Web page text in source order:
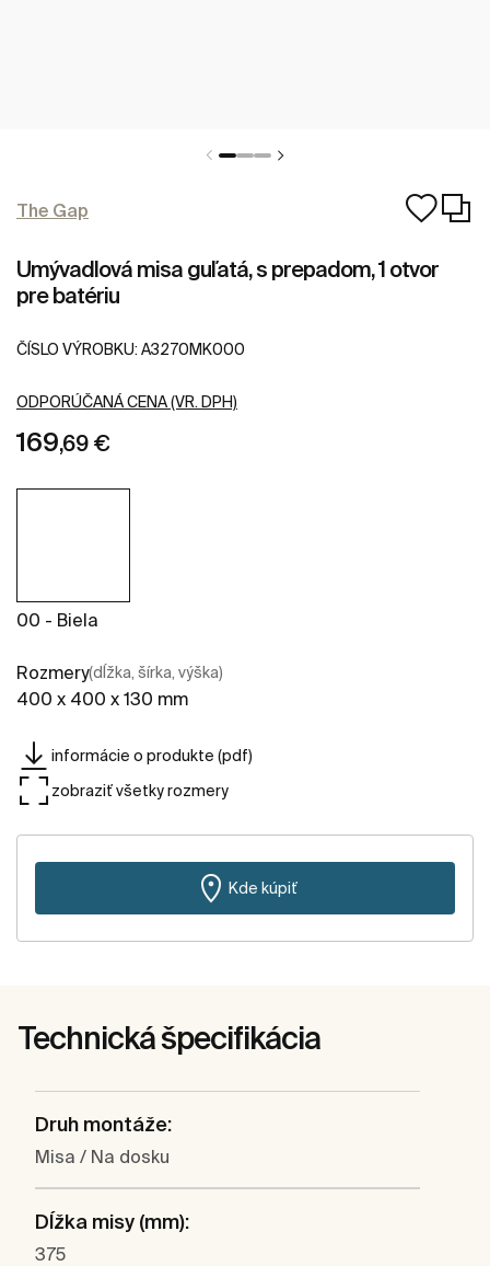
The Gap
Umývadlová misa guľatá, s prepadom, 1 otvor
pre batériu
ČÍSLO VÝROBKU: A3270MK000
ODPORÚČANÁ CENA (VR. DPH)
169,69 €
00 - Biela
Rozmery(dĺžka, šírka, výška)
400 x 400 x 130 mm
informácie o produkte (pdf)
zobraziť všetky rozmery
Kde kúpiť
Technická špecifikácia
Druh montáže:
Misa / Na dosku
Dĺžka misy (mm):
375